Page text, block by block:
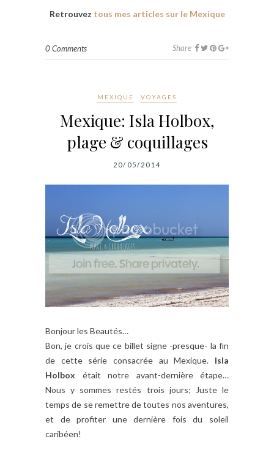
Retrouvez tous mes articles sur le Mexique
0 Comments Share
MEXIQUE VOYAGES
Mexique: Isla Holbox,
plage & coquillages
20/05/2014
Bonjour les Beautés…
Bon, je crois que ce billet signe -presque- la fin
de cette série consacrée au Mexique. Isla
Holbox était notre avant-dernière étape…
Nous y sommes restés trois jours; Juste le
temps de se remettre de toutes nos aventures,
et de profiter une dernière fois du soleil
caribéen!